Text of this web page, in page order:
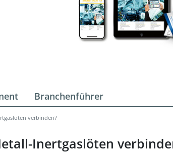
Branchenführer
verbinden?
Inertgaslöten